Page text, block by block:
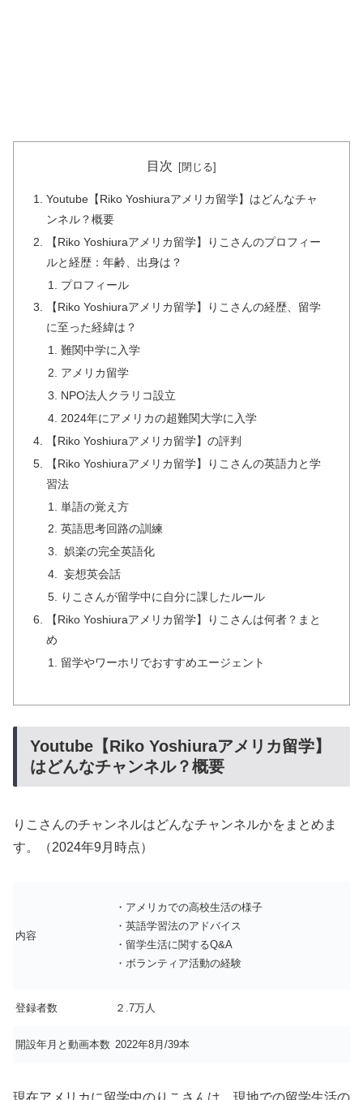
目次
Youtube【Riko Yoshiuraアメリカ留学】はどんなチャ
ンネル？概要
【Riko Yoshiuraアメリカ留学】りこさんのプロフィー
ルと経歴：年齢、出身は？
プロフィール
【Riko Yoshiuraアメリカ留学】りこさんの経歴、留学
に至った経緯は？
難関中学に入学
アメリカ留学
NPO法人クラリコ設立
2024年にアメリカの超難関大学に入学
【Riko Yoshiuraアメリカ留学】の評判
【Riko Yoshiuraアメリカ留学】りこさんの英語力と学
習法
単語の覚え方
英語思考回路の訓練
娯楽の完全英語化
妄想英会話
りこさんが留学中に自分に課したルール
【Riko Yoshiuraアメリカ留学】りこさんは何者？まと
め
留学やワーホリでおすすめエージェント
Youtube【Riko Yoshiuraアメリカ留学】
はどんなチャンネル？概要
りこさんのチャンネルはどんなチャンネルかをまとめま
す。（2024年9月時点）
内容
・アメリカでの高校生活の様子
・英語学習法のアドバイス
・留学生活に関するQ&A
・ボランティア活動の経験
登録者数 ２.7万人
開設年月と動画本数 2022年8月/39本